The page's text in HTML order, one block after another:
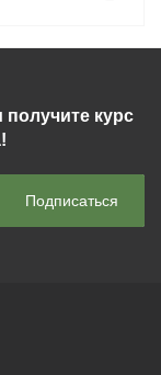
курс